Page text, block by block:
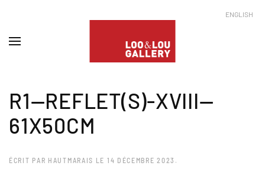
ENGLISH
R1—REFLET(S)-XVIII—
61X50CM
ÉCRIT PAR HAUTMARAIS LE 14 DÉCEMBRE 2023 .